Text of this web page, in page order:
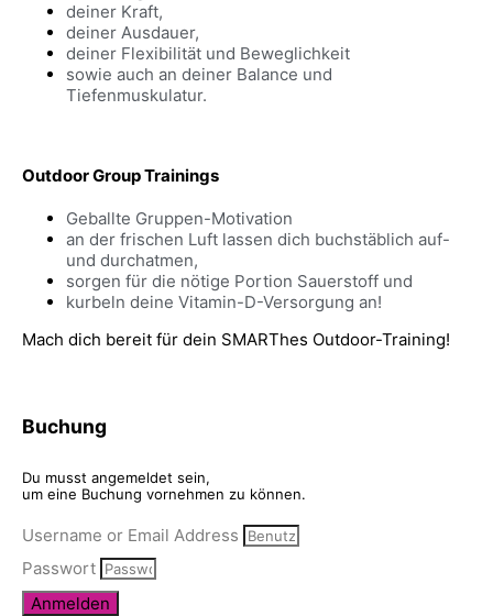
deiner Kraft,
deiner Ausdauer,
deiner Flexibilität und Beweglichkeit
sowie auch an deiner Balance und
Tiefenmuskulatur.
Outdoor Group Trainings
Geballte Gruppen-Motivation
an der frischen Luft lassen dich buchstäblich auf-
und durchatmen,
sorgen für die nötige Portion Sauerstoff und
kurbeln deine Vitamin-D-Versorgung an!
Mach dich bereit für dein SMARThes Outdoor-Training!
Buchung
Du musst angemeldet sein,
um eine Buchung vornehmen zu können.
Username or Email Address
Passwort
Anmelden